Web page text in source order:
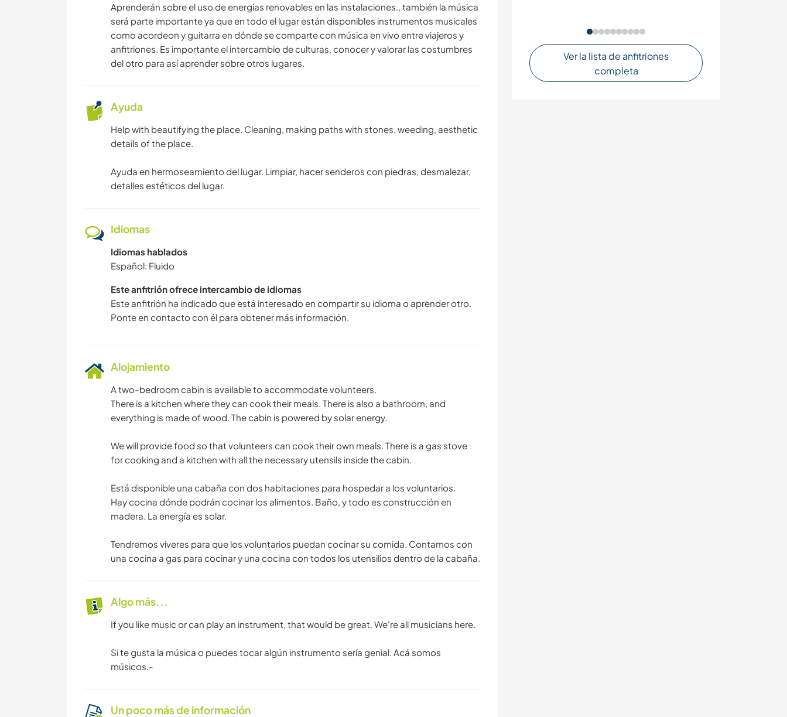
Ver la lista de anfitriones
completa
Aprenderán sobre el uso de energías renovables en las instalaciones., también la música
será parte importante ya que en todo el lugar están disponibles instrumentos musicales
como acordeon y guitarra en dónde se comparte con música en vivo entre viajeros y
anfitriones. Es importante el intercambio de culturas, conocer y valorar las costumbres
del otro para así aprender sobre otros lugares.
Ayuda
Help with beautifying the place. Cleaning, making paths with stones, weeding, aesthetic
details of the place.
Ayuda en hermoseamiento del lugar. Limpiar, hacer senderos con piedras, desmalezar,
detalles estéticos del lugar.
Idiomas
Idiomas hablados
Español: Fluido
Este anfitrión ofrece intercambio de idiomas
Este anfitrión ha indicado que está interesado en compartir su idioma o aprender otro.
Ponte en contacto con él para obtener más información.
Alojamiento
A two-bedroom cabin is available to accommodate volunteers.
There is a kitchen where they can cook their meals. There is also a bathroom, and
everything is made of wood. The cabin is powered by solar energy.
We will provide food so that volunteers can cook their own meals. There is a gas stove
for cooking and a kitchen with all the necessary utensils inside the cabin.
Está disponible una cabaña con dos habitaciones para hospedar a los voluntarios.
Hay cocina dónde podrán cocinar los alimentos. Baño, y todo es construcción en
madera. La energía es solar.
Tendremos víveres para que los voluntarios puedan cocinar su comida. Contamos con
una cocina a gas para cocinar y una cocina con todos los utensilios dentro de la cabaña.
Algo más...
If you like music or can play an instrument, that would be great. We're all musicians here.
Si te gusta la música o puedes tocar algún instrumento sería genial. Acá somos
músicos.-
Un poco más de información